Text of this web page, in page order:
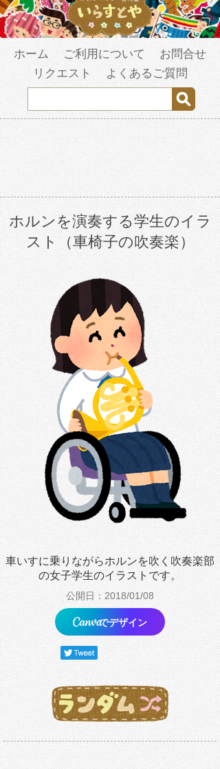
ホーム ご利用について
お問合せ
リクエスト
よくあるご質問
ホルンを演奏する学生のイラ
スト（車椅子の吹奏楽）
車いすに乗りながらホルンを吹く吹奏楽部
の女子学生のイラストです。
公開日：2018/01/08
でデザイン